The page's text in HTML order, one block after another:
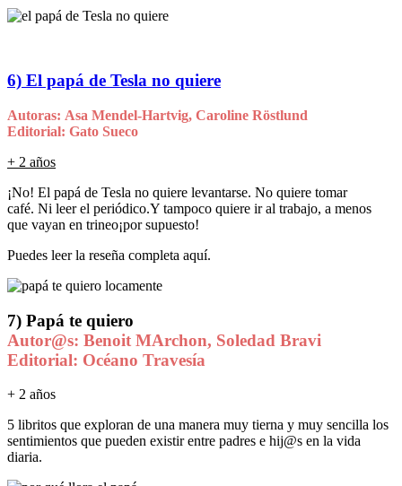
6) El papá de Tesla no quiere
Autoras: Asa Mendel-Hartvig, Caroline Röstlund
Editorial: Gato Sueco
+ 2 años
¡No! El papá de Tesla no quiere levantarse. No quiere tomar
café. Ni leer el periódico.Y tampoco quiere ir al trabajo, a menos
que vayan en trineo¡por supuesto!
Puedes leer la reseña completa aquí.
7) Papá te quiero
Autor@s: Benoit MArchon, Soledad Bravi
Editorial: Océano Travesía
+ 2 años
5 libritos que exploran de una manera muy tierna y muy sencilla los
sentimientos que pueden existir entre padres e hij@s en la vida
diaria.